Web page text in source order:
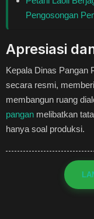
Pengosongan
Apresiasi
Kepala Dinas Pangan
secara resmi,
membangun ruang
pangan melibatkan
hanya soal produksi.